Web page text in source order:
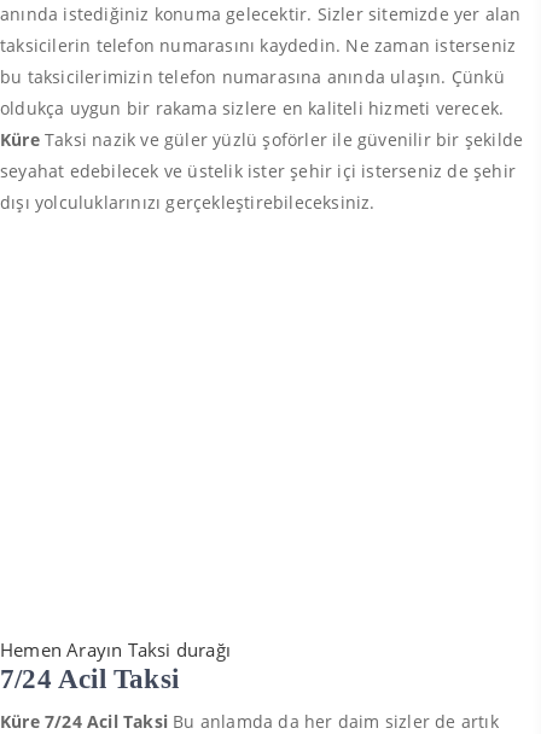
anında istediğiniz konuma gelecektir. Sizler sitemizde yer alan
taksicilerin telefon numarasını kaydedin. Ne zaman isterseniz
bu taksicilerimizin telefon numarasına anında ulaşın. Çünkü
oldukça uygun bir rakama sizlere en kaliteli hizmeti verecek.
KüreTaksi nazik ve güler yüzlü şoförler ile güvenilir bir şekilde
seyahat edebilecek ve üstelik ister şehir içi isterseniz de şehir
dışı yolculuklarınızı gerçekleştirebileceksiniz.
Hemen Arayın Taksi durağı
7/24 Acil Taksi
Küre 7/24 Acil Taksi Bu anlamda da her daim sizler de artık